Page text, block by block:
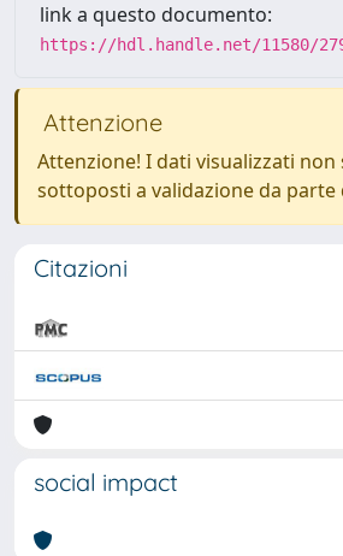
link a questo documento:
https://hdl.handle.net/11580/
Attenzione
Attenzione! I dati visualizzati non
sottoposti a validazione da parte
Citazioni
social impact